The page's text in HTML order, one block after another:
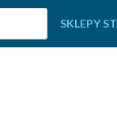
SKLEPY